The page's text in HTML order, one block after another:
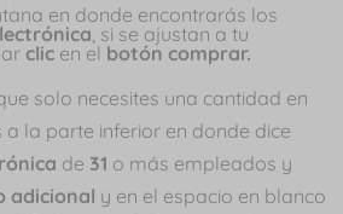
en donde encontrarás los
, si se ajustan a tu
clic en el botón comprar.
solo necesites una cantidad en
a la parte inferior en donde dice
de 31 o más empleados y
adicional y en el espacio en blanco